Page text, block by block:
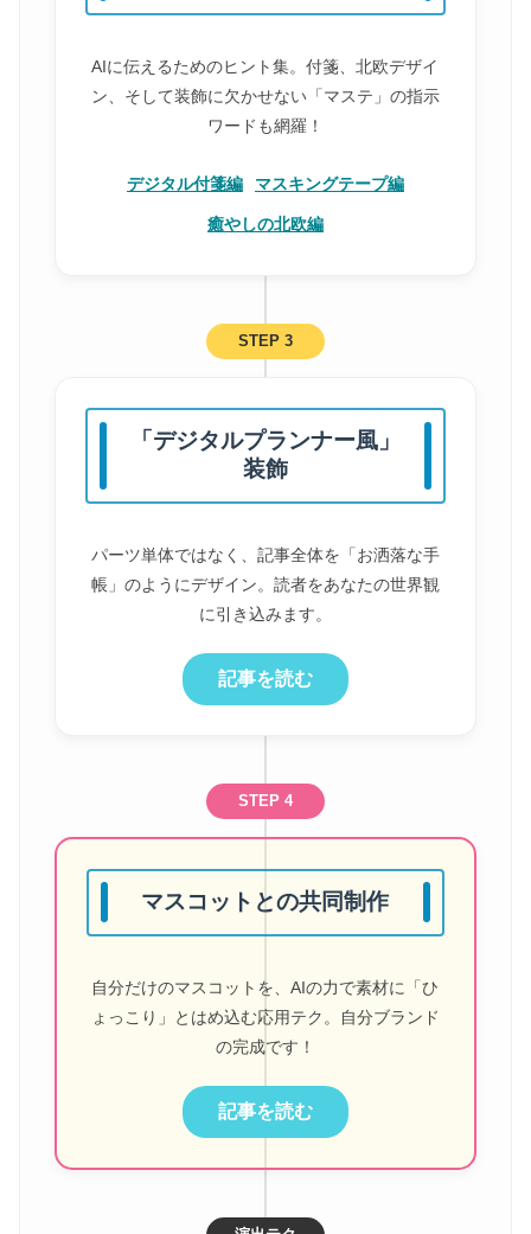
AIに伝えるためのヒント集。付箋、北欧デザイ
ン、そして装飾に欠かせない「マステ」の指示
ワードも網羅！
デジタル付箋編 マスキングテープ編
癒やしの北欧編
STEP 3
「デジタルプランナー風」
装飾
パーツ単体ではなく、記事全体を「お洒落な手
帳」のようにデザイン。読者をあなたの世界観
に引き込みます。
記事を読む
STEP 4
マスコットとの共同制作
自分だけのマスコットを、AIの力で素材に「ひ
ょっこり」とはめ込む応用テク。自分ブランド
の完成です！
記事を読む